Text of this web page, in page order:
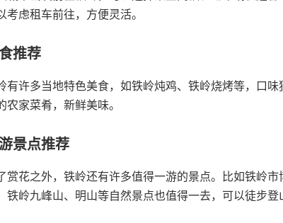
考虑租车前往，方便灵活。
推荐
有许多当地特色美食，如铁岭炖鸡、铁岭烧烤等，口
农家菜肴，新鲜美味。
景点推荐
赏花之外，铁岭还有许多值得一游的景点。比如铁岭
铁岭九峰山、明山等自然景点也值得一去，可以徒步登